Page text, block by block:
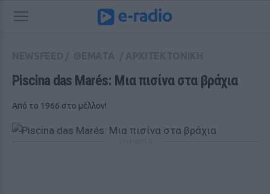
Piscina das Marés: Μια πισίνα στα βράχια
Από το 1966 στο μέλλον!